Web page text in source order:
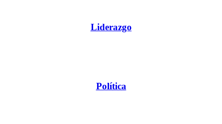
Liderazgo
Política